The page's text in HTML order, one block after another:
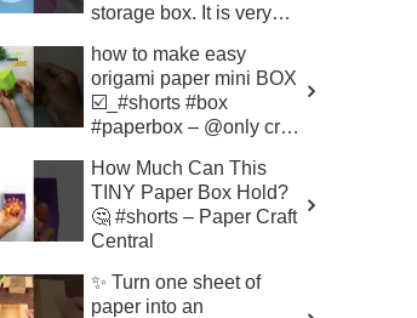
storage box. It is very
how to make easy
origami paper mini BOX
☑️_#shorts #box
#paperbox – @only craft
How Much Can This
TINY Paper Box Hold?
🤔 #shorts – Paper Craft
Central
✨ Turn one sheet of
paper into an